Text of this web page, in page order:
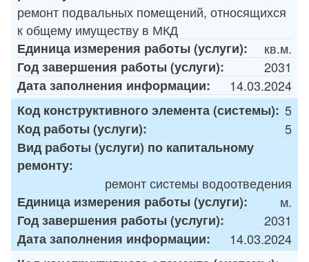
ремонт подвальных помещений, относящихся
к общему имуществу в МКД
Единица измерения работы (услуги):
кв.м.
Год завершения работы (услуги):
2031
Дата заполнения информации:
14.03.2024
Код конструктивного элемента (системы): 5
Код работы (услуги):
5
Вид работы (услуги) по капитальному
ремонту:
ремонт системы водоотведения
Единица измерения работы (услуги):
м.
Год завершения работы (услуги):
2031
Дата заполнения информации:
14.03.2024